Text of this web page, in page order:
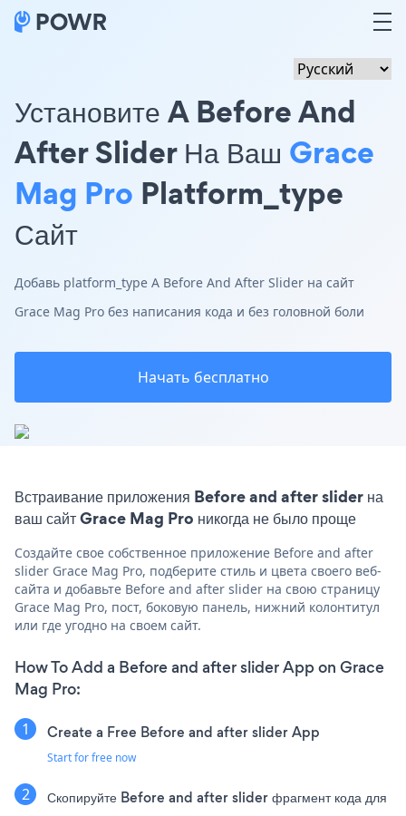
Установите A Before And
After Slider На Ваш Grace
Mag Pro Platform_type
Сайт
Добавь platform_type A Before And After Slider на сайт
Grace Mag Pro без написания кода и без головной боли
Начать бесплатно
Встраивание приложения Before and after slider на
ваш сайт Grace Mag Pro никогда не было проще
Создайте свое собственное приложение Before and after
slider Grace Mag Pro, подберите стиль и цвета своего веб-
сайта и добавьте Before and after slider на свою страницу
Grace Mag Pro, пост, боковую панель, нижний колонтитул
или где угодно на своем сайт.
How To Add a Before and after slider App on Grace
Mag Pro:
Create a Free Before and after slider App
Start for free now
Скопируйте Before and after slider фрагмент кода для